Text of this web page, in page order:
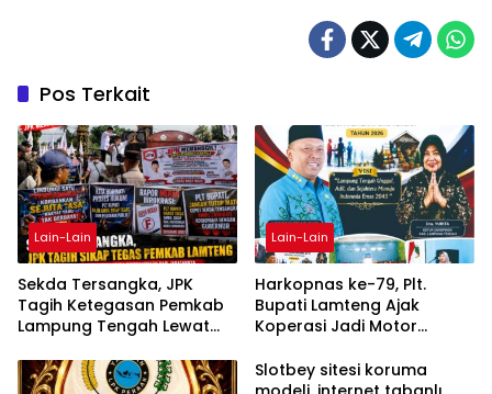
Pos Terkait
Lain-Lain
Sekda Tersangka, JPK
Tagih Ketegasan Pemkab
Lampung Tengah Lewat
Lain-Lain
Harkopnas ke-79, Plt.
Bupati Lamteng Ajak
Koperasi Jadi Motor
Slotbey sitesi koruma